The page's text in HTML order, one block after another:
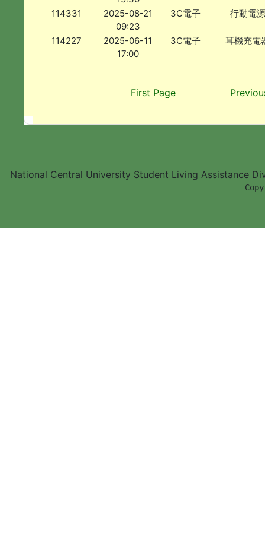
114331
2025-08-21
09:23
3C電子 行動電源
114227
2025-06-11
17:00
3C電子 耳機充電
First Page
National Central University Student Living Assistance